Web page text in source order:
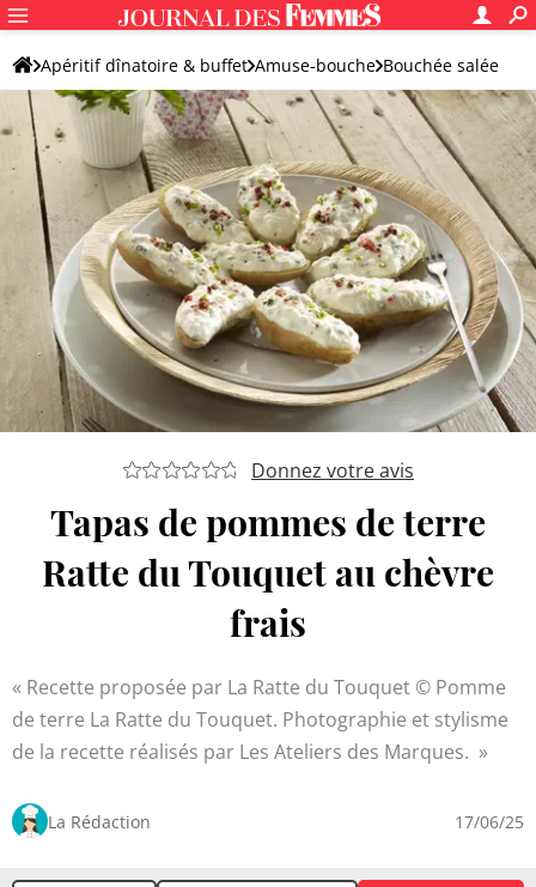
Apéritif dînatoire & buffet Amuse-bouche Bouchée salée
Mise en bouche
Donnez votre avis
Tapas de pommes de terre
Ratte du Touquet au chèvre
frais
Recette proposée par La Ratte du Touquet © Pomme
de terre La Ratte du Touquet. Photographie et stylisme
de la recette réalisés par Les Ateliers des Marques.
La Rédaction 17/06/25